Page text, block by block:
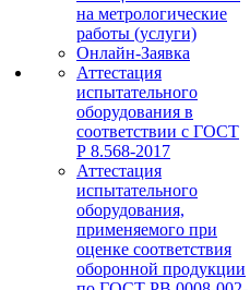
на метрологические
работы (услуги)
Онлайн-Заявка
Аттестация
испытательного
оборудования в
соответствии с ГОСТ
Р 8.568-2017
Аттестация
испытательного
оборудования,
применяемого при
оценке соответствия
оборонной продукции